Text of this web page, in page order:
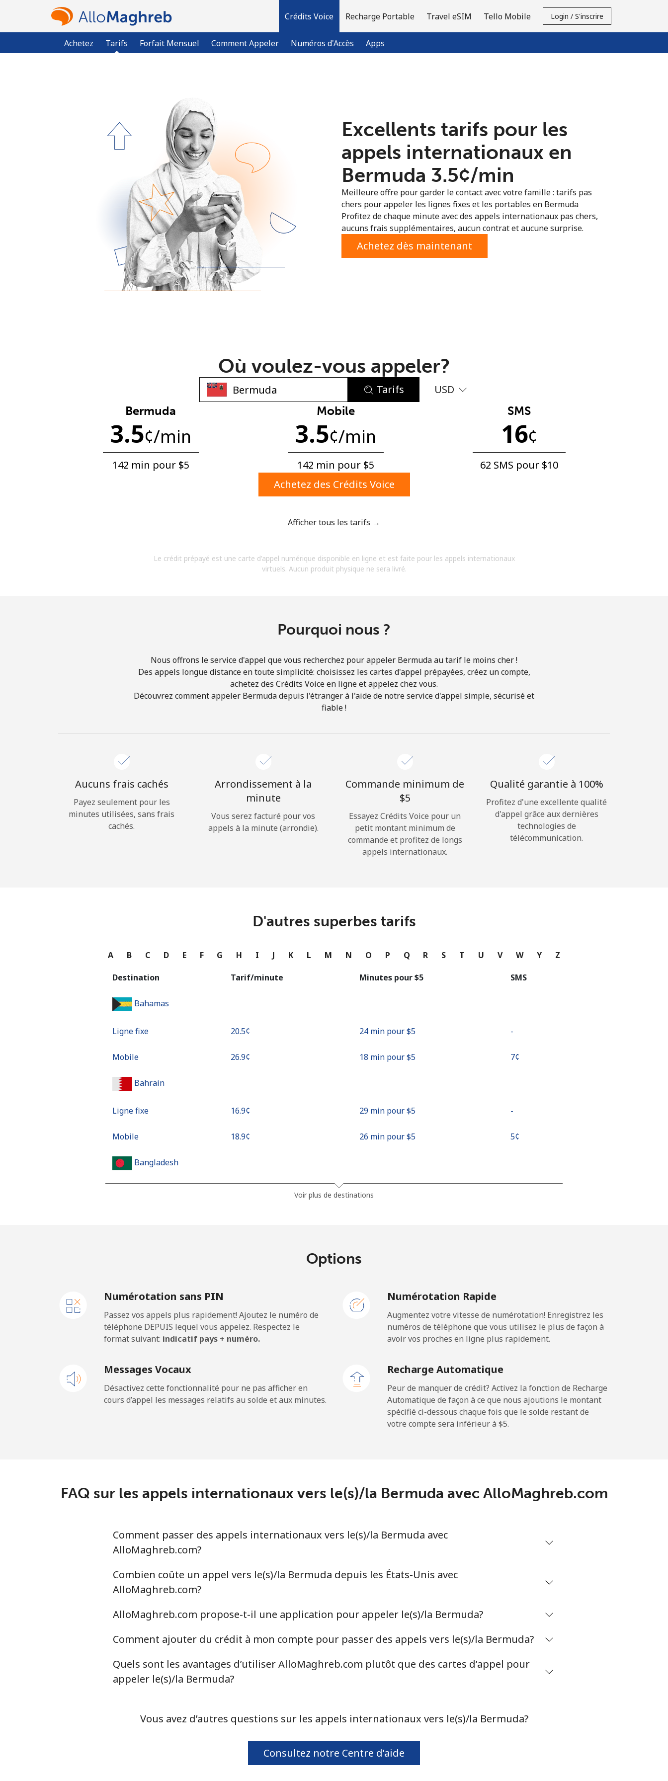
Crédits Voice
Achetez Tarifs Forfait Mensuel Comment Appeler Numéros d'Accès Apps
Recharge Portable Travel eSIM Tello Mobile Login / S'inscrire
Vous avez déjà un compte?Connectez-vous →
S'enregistrer avec
Aucun mot de passe créé
8 caractères minimum
Une lettre majuscule et une lettre minuscule
Un caractère spécial
offres.
S'inscrire
Bonjour!
Rappel du mot de passe →
Continue avec
Excellents tarifs pour les
appels internationaux en
Bermuda ⁦3.5¢⁩/min
Meilleure offre pour garder le contact avec votre famille : tarifs pas
chers pour appeler les lignes fixes et les portables en Bermuda
Profitez de chaque minute avec des appels internationaux pas chers,
aucuns frais supplémentaires, aucun contrat et aucune surprise.
Achetez dès maintenant
Où voulez-vous appeler?
Tarifs USD
Bermuda
3.5¢/min
142 min pour ⁦$5⁩
Mobile
3.5¢/min
142 min pour ⁦$5⁩
SMS
16¢
62 SMS pour ⁦$10⁩
Achetez des Crédits Voice
Afficher tous les tarifs →
Le crédit prépayé est une carte d'appel numérique disponible en ligne et est faite pour les appels internationaux
virtuels. Aucun produit physique ne sera livré.
Pourquoi nous ?
Nous offrons le service d'appel que vous recherchez pour appeler Bermuda au tarif le moins cher !
Des appels longue distance en toute simplicité: choisissez les cartes d'appel prépayées, créez un compte,
achetez des Crédits Voice en ligne et appelez chez vous.
Découvrez comment appeler Bermuda depuis l'étranger à l'aide de notre service d'appel simple, sécurisé et
fiable !
Aucuns frais cachés
Payez seulement pour les
minutes utilisées, sans frais
cachés.
Arrondissement à la
minute
Vous serez facturé pour vos
appels à la minute (arrondie).
Commande minimum de
⁦$5⁩
Essayez Crédits Voice pour un
petit montant minimum de
commande et profitez de longs
appels internationaux.
Qualité garantie à 100%
Profitez d'une excellente qualité
d'appel grâce aux dernières
technologies de
télécommunication.
D'autres superbes tarifs
A B C D E F G H I J K L M N O P Q R S T U V W Y Z
Destination Tarif/minute Minutes pour ⁦$5⁩ SMS
Bahamas
Ligne fixe ⁦20.5¢⁩ 24 min pour ⁦$5⁩ -
Mobile ⁦26.9¢⁩ 18 min pour ⁦$5⁩ ⁦7¢⁩
Bahrain
Ligne fixe ⁦16.9¢⁩ 29 min pour ⁦$5⁩ -
Mobile ⁦18.9¢⁩ 26 min pour ⁦$5⁩ ⁦5¢⁩
Bangladesh
142 min pour ⁦$5⁩
Mobile 15 min pour ⁦$5⁩
Belarus
Mobile 9 min pour ⁦$5⁩
Belgium
172 min pour ⁦$5⁩
Mobile ⁦31.5¢⁩ 15 min pour ⁦$5⁩
Ligne fixe
Mobile ⁦55.9¢⁩ 8 min pour ⁦$5⁩
Bermuda
Ligne fixe ⁦3.5¢⁩ 142 min pour ⁦$5⁩ -
Bhutan
50 min pour ⁦$5⁩
Voir plus de destinations
Options
Numérotation sans PIN
Passez vos appels plus rapidement! Ajoutez le numéro de
téléphone DEPUIS lequel vous appelez. Respectez le
format suivant: indicatif pays + numéro.
Numérotation Rapide
Augmentez votre vitesse de numérotation! Enregistrez les
numéros de téléphone que vous utilisez le plus de façon à
avoir vos proches en ligne plus rapidement.
Messages Vocaux
Désactivez cette fonctionnalité pour ne pas afficher en
cours d’appel les messages relatifs au solde et aux minutes.
Recharge Automatique
Peur de manquer de crédit? Activez la fonction de Recharge
Automatique de façon à ce que nous ajoutions le montant
spécifié ci-dessous chaque fois que le solde restant de
votre compte sera inférieur à ⁦$5⁩.
FAQ sur les appels internationaux vers le(s)/la Bermuda avec AlloMaghreb.com
Comment passer des appels internationaux vers le(s)/la Bermuda avec
AlloMaghreb.com?
Combien coûte un appel vers le(s)/la Bermuda depuis les États-Unis avec
AlloMaghreb.com?
AlloMaghreb.com propose-t-il une application pour appeler le(s)/la Bermuda?
Comment ajouter du crédit à mon compte pour passer des appels vers le(s)/la Bermuda?
Quels sont les avantages d’utiliser AlloMaghreb.com plutôt que des cartes d’appel pour
appeler le(s)/la Bermuda?
Vous avez d’autres questions sur les appels internationaux vers le(s)/la Bermuda?
Consultez notre Centre d’aide